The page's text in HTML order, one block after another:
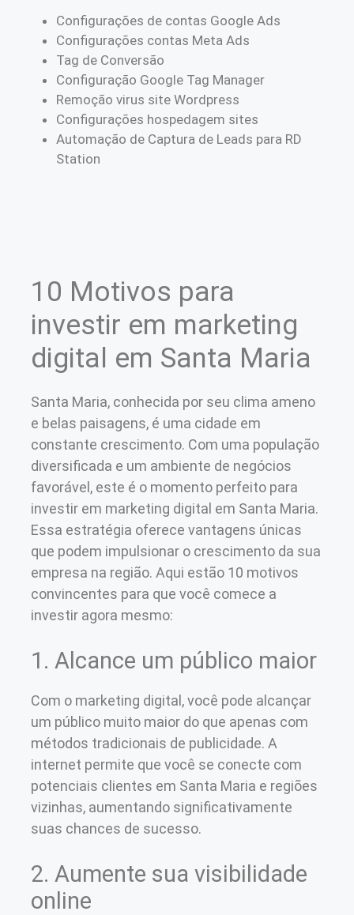
Configurações de contas Google Ads
Configurações contas Meta Ads
Tag de Conversão
Configuração Google Tag Manager
Remoção virus site Wordpress
Configurações hospedagem sites
Automação de Captura de Leads para RD
Station
10 Motivos para
investir em marketing
digital em Santa Maria
Santa Maria, conhecida por seu clima ameno
e belas paisagens, é uma cidade em
constante crescimento. Com uma população
diversificada e um ambiente de negócios
favorável, este é o momento perfeito para
investir em marketing digital em Santa Maria.
Essa estratégia oferece vantagens únicas
que podem impulsionar o crescimento da sua
empresa na região. Aqui estão 10 motivos
convincentes para que você comece a
investir agora mesmo:
1. Alcance um público maior
Com o marketing digital, você pode alcançar
um público muito maior do que apenas com
métodos tradicionais de publicidade. A
internet permite que você se conecte com
potenciais clientes em Santa Maria e regiões
vizinhas, aumentando significativamente
suas chances de sucesso.
2. Aumente sua visibilidade
online